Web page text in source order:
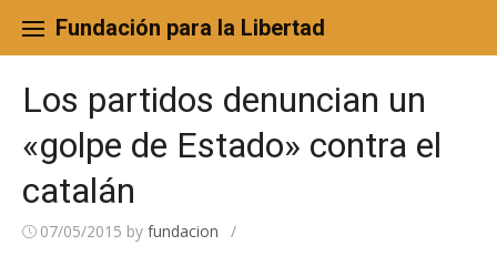
content
Fundación para la Libertad
Los partidos denuncian un
«golpe de Estado» contra el
catalán
07/05/2015 by fundacion /